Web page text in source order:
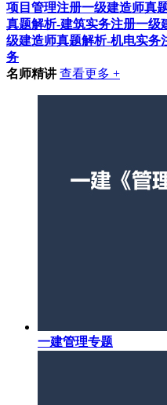
项目管理注册一级建造师真
真题解析-建筑实务注册一级
级建造师真题解析-机电实务
务
名师精讲 查看更多 +
一建管理专题